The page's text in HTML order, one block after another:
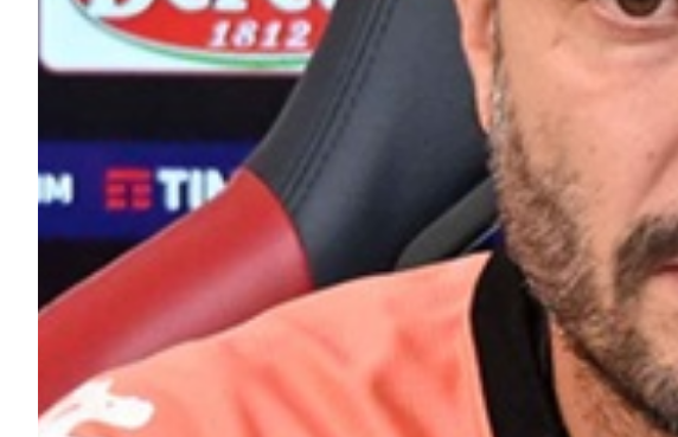
Robe di Kappa x Genoa
Vintage Collection
Red&Blue Voices
Kids
Accessori
Party